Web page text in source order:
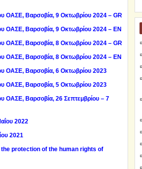
ΟΑΣΕ, Βαρσοβία, 9 Οκτωβρίου 2024 – GR
ΟΑΣΕ, Βαρσοβία, 9 Οκτωβρίου 2024 – EN
ΟΑΣΕ, Βαρσοβία, 8 Οκτωβρίου 2024 – GR
ΟΑΣΕ, Βαρσοβία, 8 Οκτωβρίου 2024 – EN
ΟΑΣΕ, Βαρσοβία, 6 Οκτωβρίου 2023
ΟΑΣΕ, Βαρσοβία, 5 Οκτωβρίου 2023
ΟΑΣΕ, Βαρσοβία, 26 Σεπτεμβρίου – 7
2022
2021
the protection of the human rights of